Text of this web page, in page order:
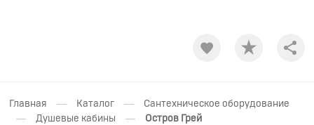
Главная — Каталог — Сантехническое оборудование
— Душевые кабины — Остров Грей